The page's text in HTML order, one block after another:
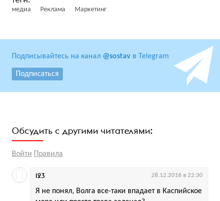
медиа Реклама Маркетинг
Подписывайтесь на канал @sostav в Telegram
Подписаться
Обсудить с другими читателями:
Войти Правила
Я не понял, Волга все-таки впадает в Каспийское
123 28.12.2016 в 22:30